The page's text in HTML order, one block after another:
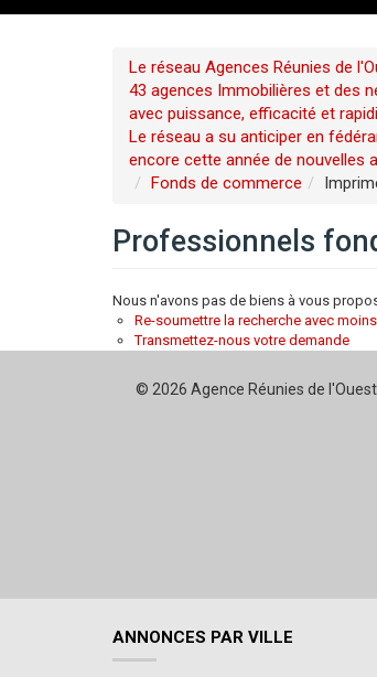
Le réseau Agences Réunies de
43 agences Immobilières et des
avec puissance, efficacité et
Le réseau a su anticiper en
encore cette année de nouvelles
Fonds de commerce
Professionnels
Nous n'avons pas de biens à vous
Re-soumettre la recherche avec
Transmettez-nous votre demande
© 2026 Agence Réunies de l'Ouest
ANNONCES PAR VILLE